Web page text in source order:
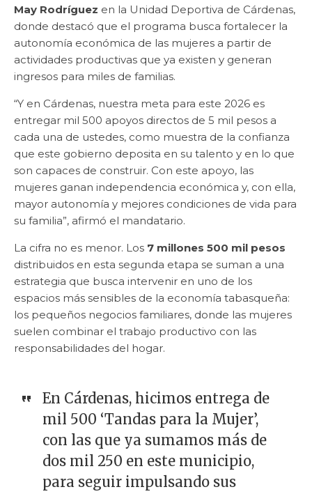
May Rodríguez en la Unidad Deportiva de Cárdenas,
donde destacó que el programa busca fortalecer la
autonomía económica de las mujeres a partir de
actividades productivas que ya existen y generan
ingresos para miles de familias.
“Y en Cárdenas, nuestra meta para este 2026 es
entregar mil 500 apoyos directos de 5 mil pesos a
cada una de ustedes, como muestra de la confianza
que este gobierno deposita en su talento y en lo que
son capaces de construir. Con este apoyo, las
mujeres ganan independencia económica y, con ella,
mayor autonomía y mejores condiciones de vida para
su familia”, afirmó el mandatario.
La cifra no es menor. Los 7 millones 500 mil pesos
distribuidos en esta segunda etapa se suman a una
estrategia que busca intervenir en uno de los
espacios más sensibles de la economía tabasqueña:
los pequeños negocios familiares, donde las mujeres
suelen combinar el trabajo productivo con las
responsabilidades del hogar.
En Cárdenas, hicimos entrega de
mil 500 ‘Tandas para la Mujer’,
con las que ya sumamos más de
dos mil 250 en este municipio,
para seguir impulsando sus